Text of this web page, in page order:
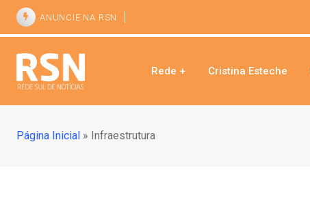
ANUNCIE NA RSN
Rede + Cristina Esteche
Página Inicial » Infraestrutura